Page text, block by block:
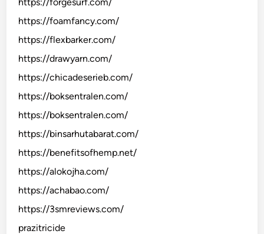
https://foamfancy.com/
https://flexbarker.com/
https://drawyarn.com/
https://chicadeserieb.com/
https://boksentralen.com/
https://boksentralen.com/
https://binsarhutabarat.com/
https://benefitsofhemp.net/
https://alokojha.com/
https://achabao.com/
https://3smreviews.com/
prazitricide